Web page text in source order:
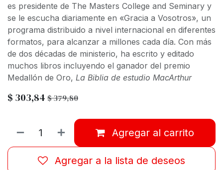
es presidente de The Masters College and Seminary y
se le escucha diariamente en «Gracia a Vosotros», un
programa distribuido a nivel internacional en diferentes
formatos, para alcanzar a millones cada día. Con más
de dos décadas de ministerio, ha escrito y editado
muchos libros incluyendo el ganador del premio
Medallón de Oro, La Biblia de estudio MacArthur
$ 303,84 $379,80
Agregar al carrito
Agregar a la lista de deseos